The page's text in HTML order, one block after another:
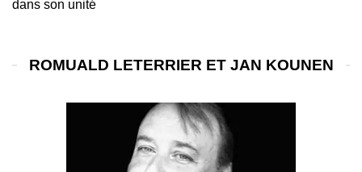
dans son unité
ROMUALD LETERRIER ET JAN KOUNEN